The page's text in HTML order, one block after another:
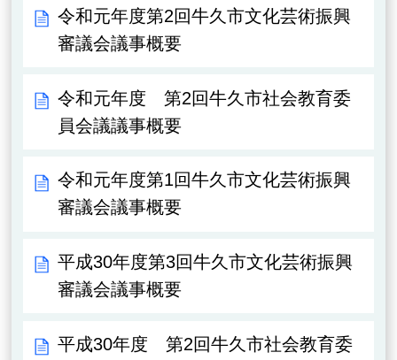
令和元年度第2回牛久市文化芸術振興
審議会議事概要
令和元年度 第2回牛久市社会教育委
員会議議事概要
令和元年度第1回牛久市文化芸術振興
審議会議事概要
平成30年度第3回牛久市文化芸術振興
審議会議事概要
平成30年度 第2回牛久市社会教育委